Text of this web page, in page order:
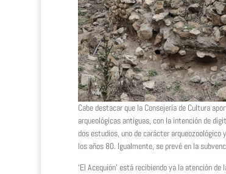
Cabe destacar que la Consejería de Cultura
arqueológicas antiguas, con la intención de
dos estudios, uno de carácter
los años 80. Igualmente, se prevé en la
‘El Acequión’ está recibiendo ya la atención